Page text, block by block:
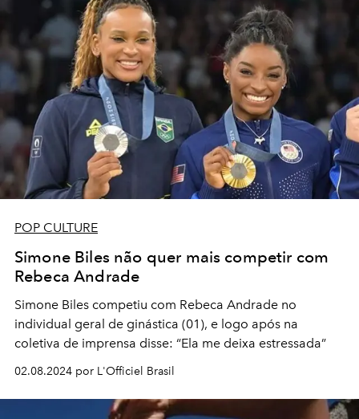
POP CULTURE
Simone Biles não quer mais competir com
Rebeca Andrade
Simone Biles competiu com Rebeca Andrade no
individual geral de ginástica (01), e logo após na
coletiva de imprensa disse: “Ela me deixa estressada”
02.08.2024 por L'Officiel Brasil